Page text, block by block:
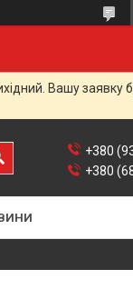
Вашу
+380
+380